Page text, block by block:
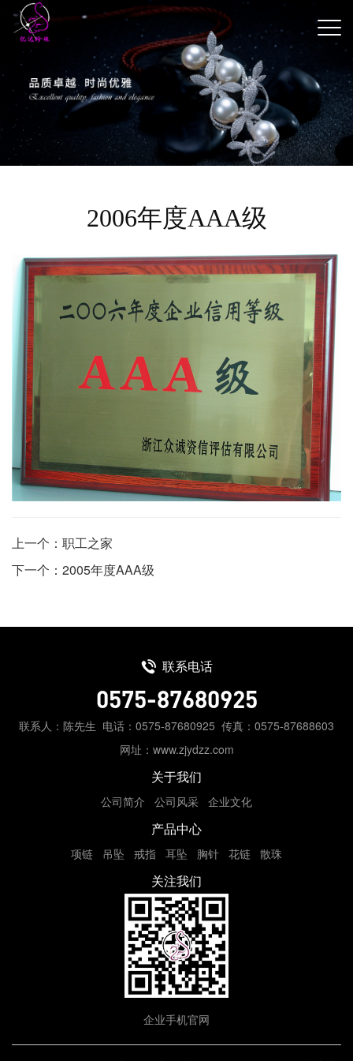
2006年度AAA级
上一个：职工之家
下一个：2005年度AAA级
联系电话
0575-87680925
联系人：陈先生 电话：0575-87680925 传真：0575-87688603
网址：www.zjydzz.com
关于我们
公司简介 公司风采 企业文化
产品中心
项链 吊坠 戒指 耳坠 胸针 花链 散珠
关注我们
企业手机官网